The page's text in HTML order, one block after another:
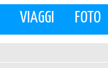
VIAGGI FOTO